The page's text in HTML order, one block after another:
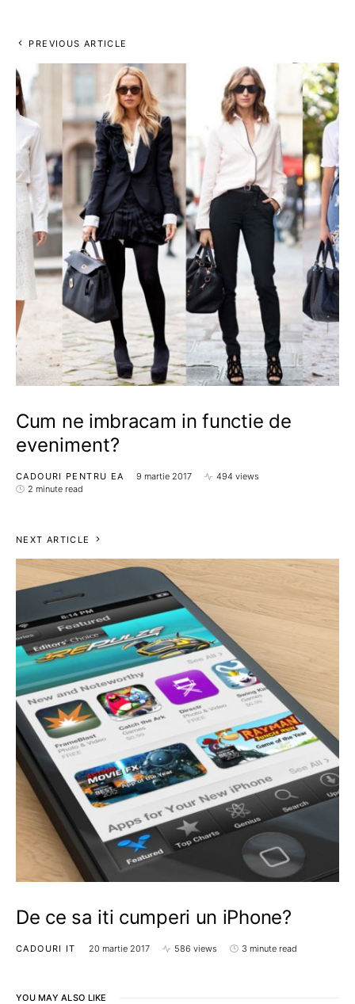
PREVIOUS ARTICLE
Cum ne imbracam in functie de
eveniment?
CADOURI PENTRU EA 9 martie 2017
494 views
2 minute read
NEXT ARTICLE
De ce sa iti cumperi un iPhone?
CADOURI IT 20 martie 2017 586 views 3 minute read
YOU MAY ALSO LIKE